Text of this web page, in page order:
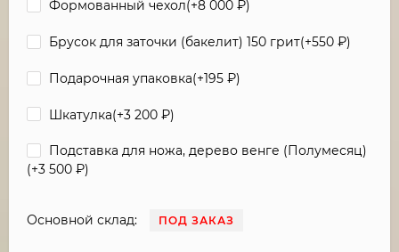
Формованный чехол(+8 000 ₽)
Брусок для заточки (бакелит) 150 грит(+550 ₽)
Подарочная упаковка(+195 ₽)
Шкатулка(+3 200 ₽)
Подставка для ножа, дерево венге (Полумесяц)
(+3 500 ₽)
Основной склад: ПОД ЗАКАЗ